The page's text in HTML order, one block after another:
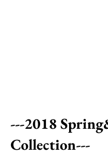
---2018
Collection---